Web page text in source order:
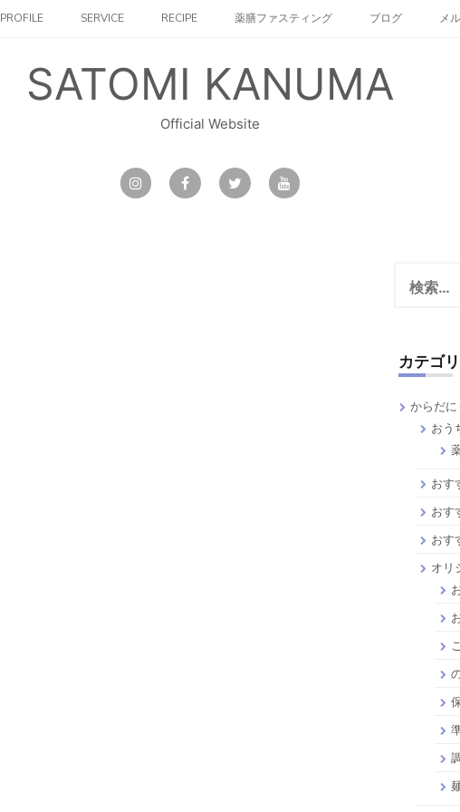
PROFILE SERVICE RECIPE 薬膳ファスティング ブログ メ
SATOMI KANUMA
Official Website
索:
カテゴ
からだ
おう
おす
おす
おす
オリ